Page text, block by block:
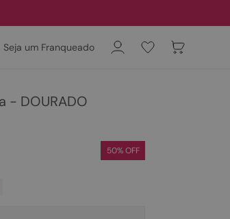
Seja um Franqueado
- DOURADO
50% OFF